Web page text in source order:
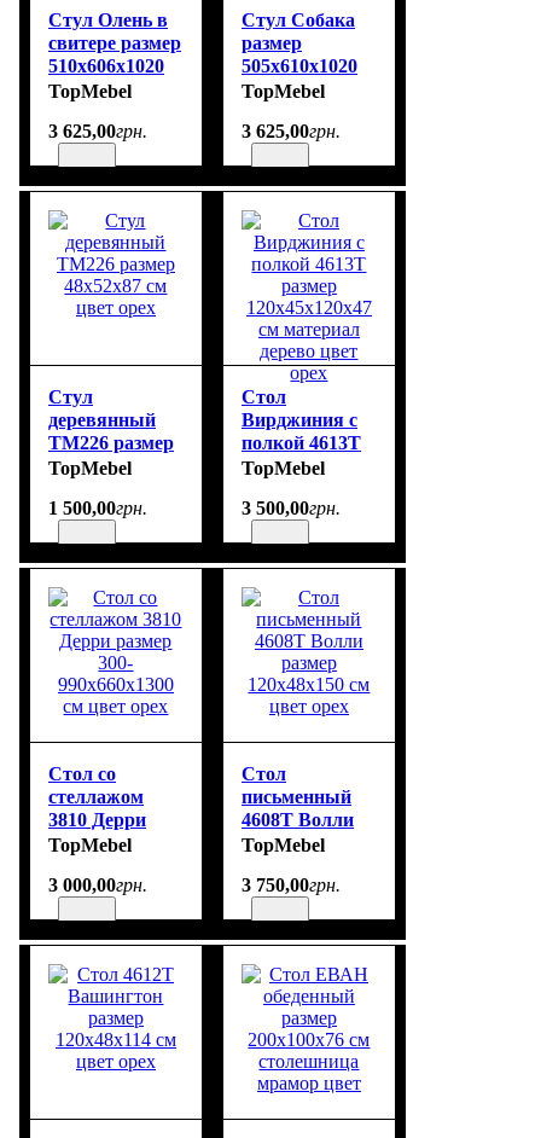
Стул Олень в
свитере размер
510х606х1020
см цвет патина
TopMebel
3 625,00грн.
Стул Собака
размер
505х610х1020
см цвет патина
TopMebel
3 625,00грн.
Стул
деревянный
ТМ226 размер
48х52х87 см
TopMebel
1 500,00грн.
Стол
Вирджиния с
полкой 4613Т
размер
см материал
TopMebel
3 500,00грн.
Стол со
стеллажом
3810 Дерри
размер 300-
см цвет орех
TopMebel
3 000,00грн.
Стол
письменный
4608Т Волли
размер
цвет орех
TopMebel
3 750,00грн.